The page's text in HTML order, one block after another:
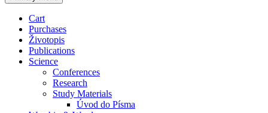
Cart
Purchases
Životopis
Publications
Science
Conferences
Research
Study Materials
Úvod do Písma